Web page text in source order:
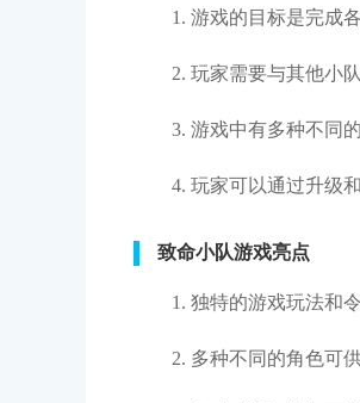
1. 游戏的目标是完成
2. 玩家需要与其他小
3. 游戏中有多种不同
4. 玩家可以通过升级
致命小队游戏亮点
1. 独特的游戏玩法和
2. 多种不同的角色可